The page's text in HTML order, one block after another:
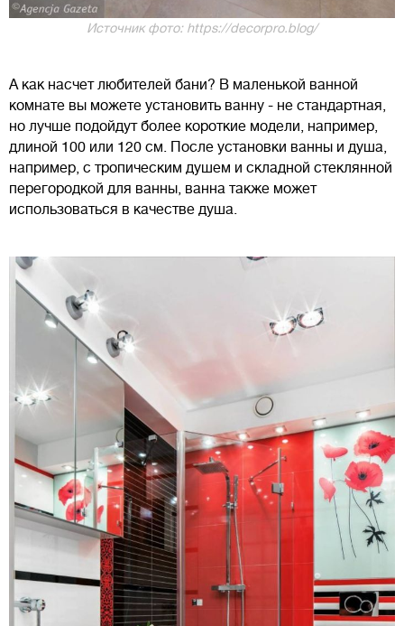
Источник фото: https://decorpro.blog/
А как насчет любителей бани? В маленькой ванной
комнате вы можете установить ванну - не стандартная,
но лучше подойдут более короткие модели, например,
длиной 100 или 120 см. После установки ванны и душа,
например, с тропическим душем и складной стеклянной
перегородкой для ванны, ванна также может
использоваться в качестве душа.